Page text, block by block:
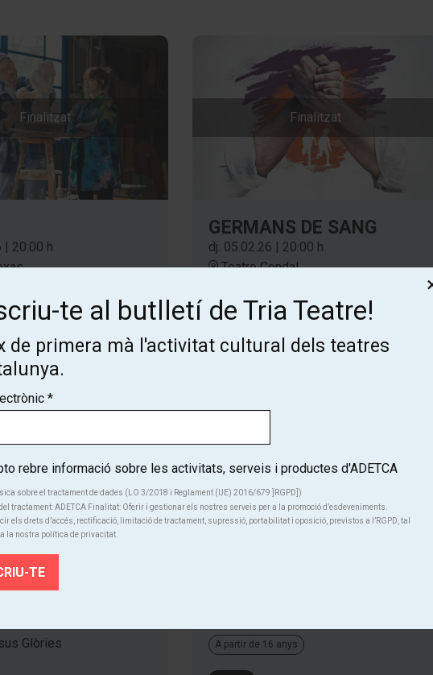
Finalitzat
20:00 h
Finalitzat
GERMANS DE SANG
dj. 05.02.26 | 20:00 h
Teatre Condal
Finalitzat
EL DIMONI I
Glòries
Finalitzat
A partir de 16 anys
te al butlletí de Tria Teatre!
de primera mà l'activitat cultural dels teatres
*
rebre informació sobre les activitats, serveis i productes d'ADETCA
sobre el tractament de dades (LO 3/2018 i Reglament (UE) 2016/679 ]RGPD])
tractament: ADETCA Finalitat: Oferir i gestionar els nostres serveis per a la promoció d’esdeveniments.
els drets d’accés, rectificació, limitació de tractament, supressió, portabilitat i oposició, previstos a l’RGPD, tal
la nostra política de privacitat.